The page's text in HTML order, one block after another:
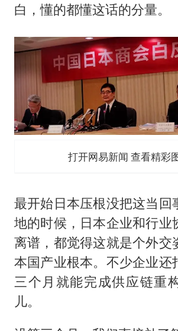
白，懂的都懂这话的分量。
打开网易新闻 查看精彩
最开始日本压根没把这当回
地的时候，日本企业和行业
离谱，都觉得这就是个外交
本国产业根本。不少企业还
三个月就能完成供应链重
儿。